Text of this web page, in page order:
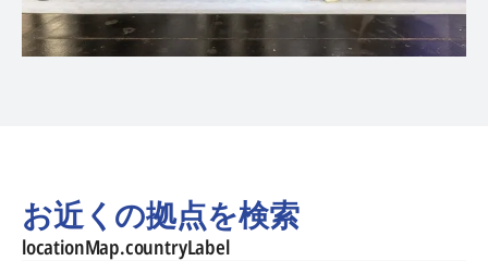
お近くの拠点を検索
locationMap.countryLabel